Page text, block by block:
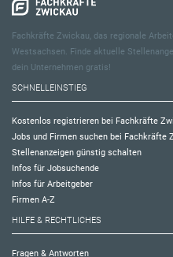
Fachkräfte Zwickau, das regionale
Westsachsen. Finde aktuelle
dein Unternehmen gratis!
SCHNELLEINSTIEG
Kostenlos registrieren bei Fachkräfte
Jobs und Firmen suchen bei Fachkräfte
Stellenanzeigen günstig schalten
Infos für Jobsuchende
Infos für Arbeitgeber
Firmen A-Z
HILFE & RECHTLICHES
Fragen & Antworten